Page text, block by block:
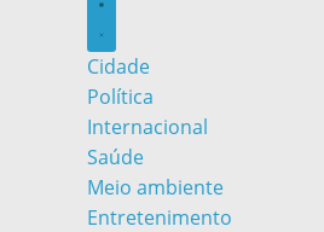
Cidade
Política
Internacional
Saúde
Meio ambiente
Entretenimento